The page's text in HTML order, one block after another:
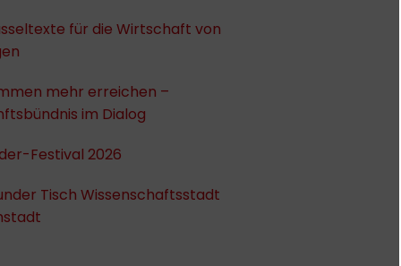
für die Wirtschaft von
mehr erreichen –
im Dialog
Festival 2026
Tisch Wissenschaftsstadt